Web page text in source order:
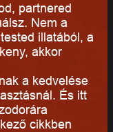
partnered
Nem a
illatából, a
akkor
a kedvelése
És itt
cikkben